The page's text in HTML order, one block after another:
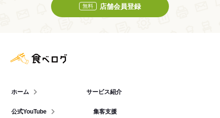
無料 店舗会員登録
ホーム
公式YouTube
サービス紹介
集客支援